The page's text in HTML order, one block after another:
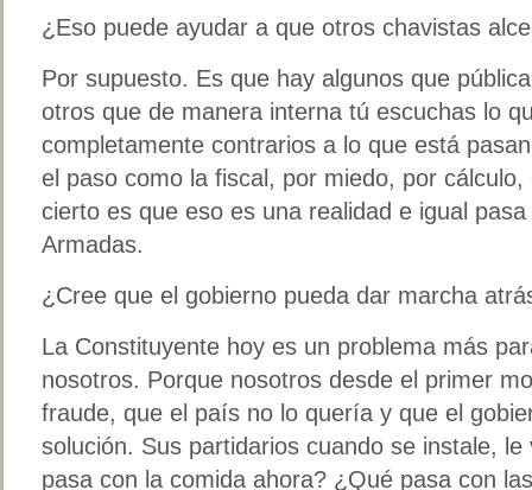
¿Eso puede ayudar a que otros chavistas
Por supuesto. Es que hay algunos que
otros que de manera interna tú escuchas lo
completamente contrarios a lo que está
el paso como la fiscal, por miedo, por
cierto es que eso es una realidad e igual
Armadas.
¿Cree que el gobierno pueda dar marcha
La Constituyente hoy es un problema más
nosotros. Porque nosotros desde el primer
fraude, que el país no lo quería y que el
solución. Sus partidarios cuando se instale,
pasa con la comida ahora? ¿Qué pasa con